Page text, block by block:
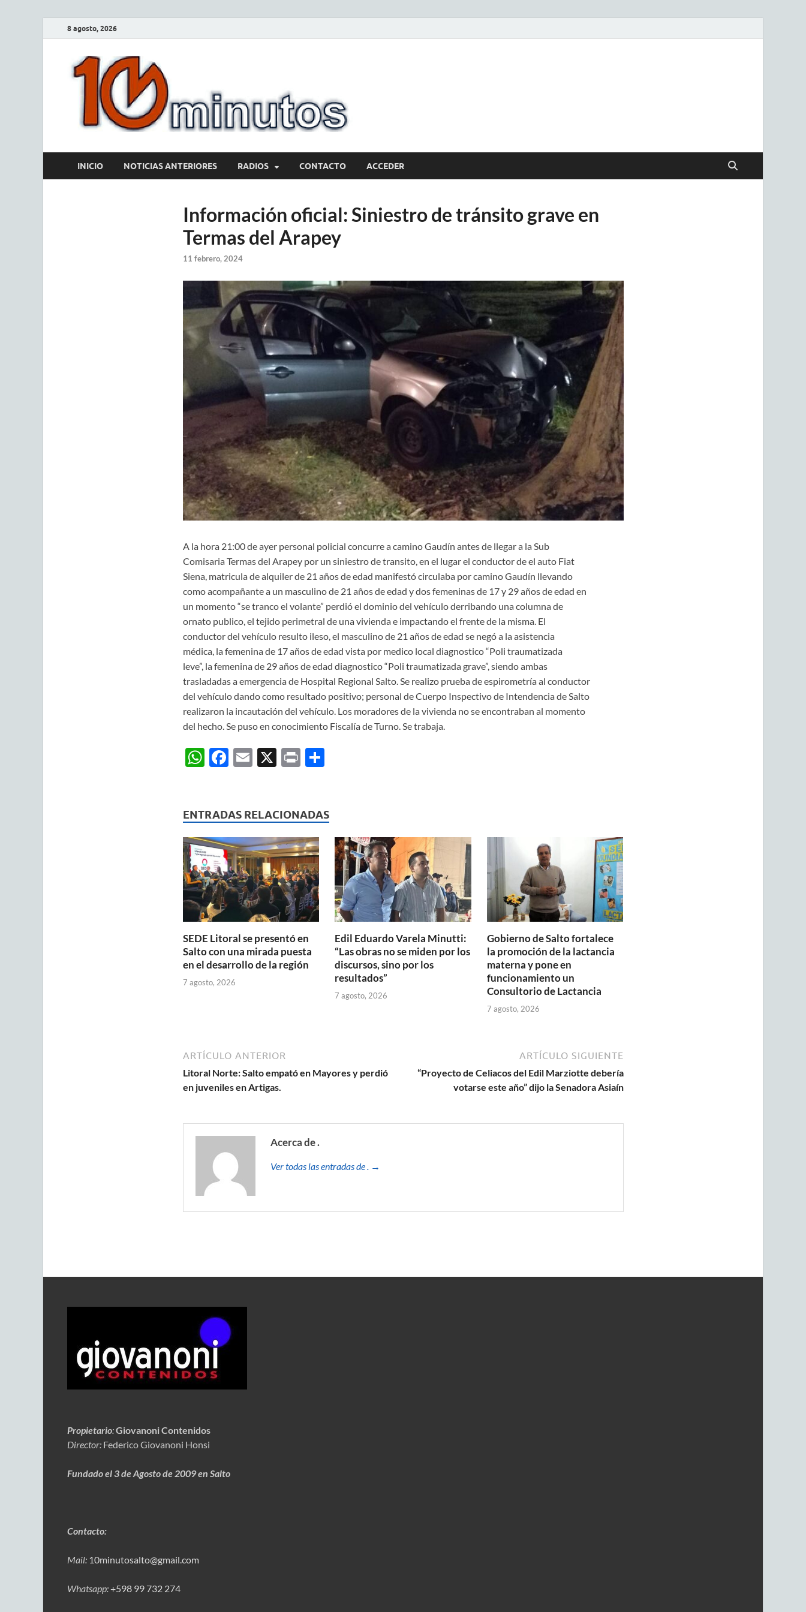
8 agosto, 2026
INICIO NOTICIAS ANTERIORES RADIOS CONTACTO ACCEDER
Información oficial: Siniestro de tránsito grave en
Termas del Arapey
11 febrero, 2024
A la hora 21:00 de ayer personal policial concurre a camino Gaudín antes de llegar a la Sub
Comisaria Termas del Arapey por un siniestro de transito, en el lugar el conductor de el auto Fiat
Siena, matricula de alquiler de 21 años de edad manifestó circulaba por camino Gaudín llevando
como acompañante a un masculino de 21 años de edad y dos femeninas de 17 y 29 años de edad en
un momento “se tranco el volante” perdió el dominio del vehículo derribando una columna de
ornato publico, el tejido perimetral de una vivienda e impactando el frente de la misma. El
conductor del vehículo resulto ileso, el masculino de 21 años de edad se negó a la asistencia
médica, la femenina de 17 años de edad vista por medico local diagnostico “Poli traumatizada
leve”, la femenina de 29 años de edad diagnostico “Poli traumatizada grave”, siendo ambas
trasladadas a emergencia de Hospital Regional Salto. Se realizo prueba de espirometría al conductor
del vehículo dando como resultado positivo; personal de Cuerpo Inspectivo de Intendencia de Salto
realizaron la incautación del vehículo. Los moradores de la vivienda no se encontraban al momento
del hecho. Se puso en conocimiento Fiscalía de Turno. Se trabaja.
W
s
A
p
p
F
b
o
o
k
E X P C
p
ar
ti
ENTRADAS RELACIONADAS
SEDE Litoral se presentó en
Salto con una mirada puesta
en el desarrollo de la región
7 agosto, 2026
Edil Eduardo Varela Minutti:
“Las obras no se miden por los
discursos, sino por los
resultados”
7 agosto, 2026
Gobierno de Salto fortalece
la promoción de la lactancia
materna y pone en
funcionamiento un
Consultorio de Lactancia
7 agosto, 2026
ARTÍCULO ANTERIOR
Litoral Norte: Salto empató en Mayores y perdió
en juveniles en Artigas.
ARTÍCULO SIGUIENTE
“Proyecto de Celiacos del Edil Marziotte debería
votarse este año” dijo la Senadora Asiaín
Acerca de .
Ver todas las entradas de . →
Propietario:Giovanoni Contenidos
Director: Federico Giovanoni Honsi
Fundado el 3 de Agosto de 2009 en Salto
Contacto:
Mail: 10minutosalto@gmail.com
Whatsapp:+598 99 732 274